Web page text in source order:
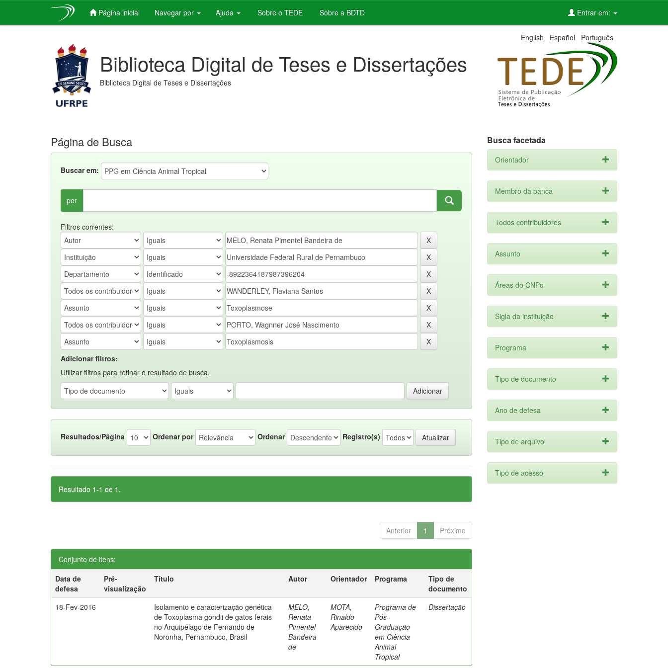
Página inicial Navegar por Ajuda Sobre o TEDE Sobre a BDTD Entrar em:
English Español Português
Biblioteca Digital de Teses e Dissertações
Biblioteca Digital de Teses e Dissertações
Página de Busca
Buscar em:
por
Filtros correntes:
Adicionar filtros:
Utilizar filtros para refinar o resultado de busca.
Resultados/Página Ordenar por Ordenar Registro(s)
Resultado 1-1 de 1.
Anterior 1 Próximo
Conjunto de itens:
Data de
defesa
Pré-
visualização
Título Autor Orientador Programa
Tipo de
documento
18-Fev-2016
Isolamento e caracterização genética
de Toxoplasma gondii de gatos ferais
no Arquipélago de Fernando de
Noronha, Pernambuco, Brasil
MELO,
Renata
Pimentel
Bandeira
de
MOTA,
Rinaldo
Aparecido
Programa de
Pós-
Graduação
em Ciência
Animal
Tropical
Dissertação
Busca facetada
Orientador
Membro da banca
Todos contribuidores
Assunto
Áreas do CNPq
Sigla da instituição
Programa
Tipo de documento
Ano de defesa
Tipo de arquivo
Tipo de acesso